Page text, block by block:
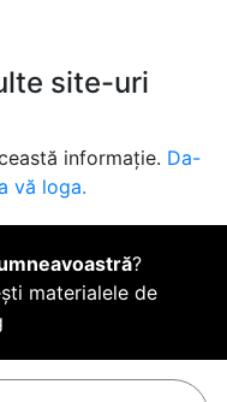
site-uri
informație. Da-
vă loga.
?
materialele de